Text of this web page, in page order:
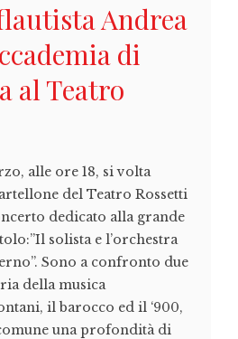
Andrea
di
al Teatro
alle ore 18, si volta
del Teatro Rossetti
dedicato alla grande
solista e l’orchestra
Sono a confronto due
della musica
il barocco ed il ‘900,
una profondità di